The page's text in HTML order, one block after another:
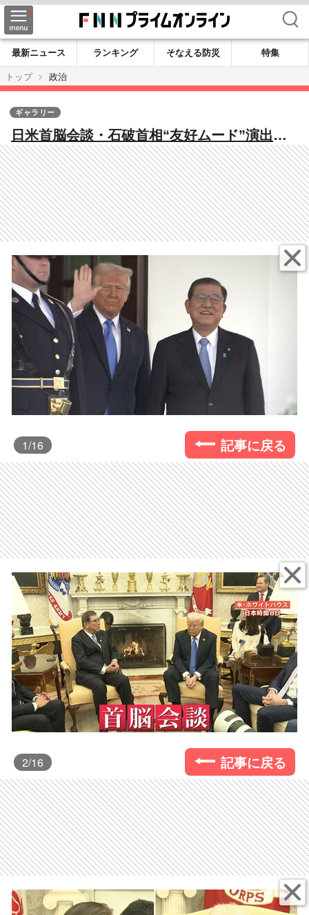
検索
最新ニュース ランキング そなえる防災
特集
トップ
政治
日米首脳会談・石破首相“友好ムード”演出…
トランプ米大統領“よいしょ”発言も 橋下徹
氏「石破さんの泥臭さがトランプさんにウケ
た」
ギャラリー
1/16 記事に戻る
2/16 記事に戻る